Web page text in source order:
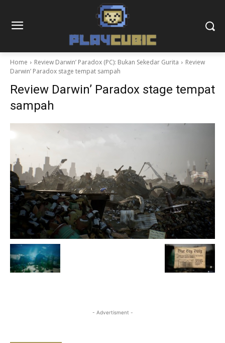
Home Review Darwin’ Paradox (PC): Bukan Sekedar Gurita
Review
Darwin’ Paradox stage tempat sampah
Review Darwin’ Paradox stage tempat
sampah
- Advertisment -